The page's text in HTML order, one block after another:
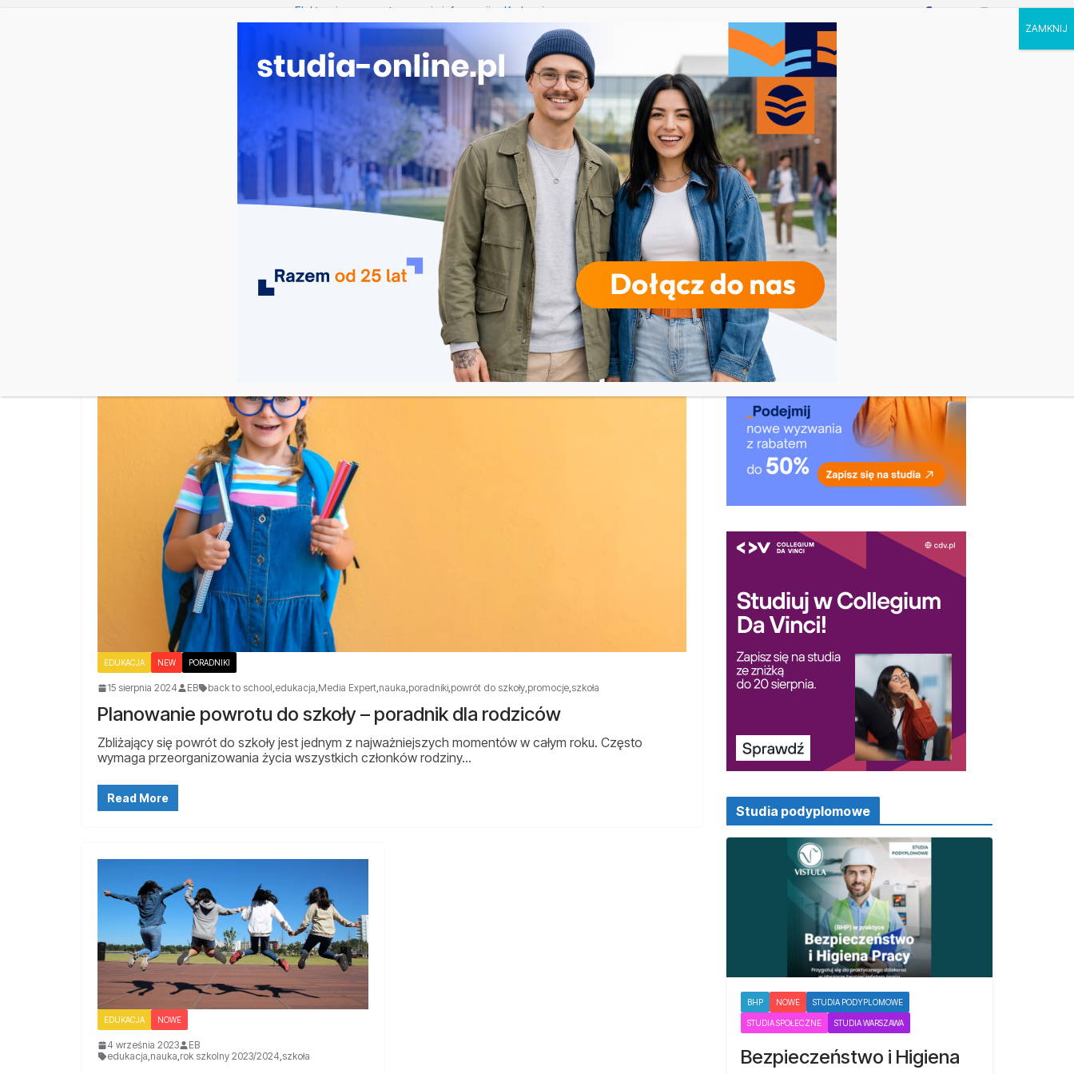
Prawo w Łomży
Pedagogika przedszkolna i wczesnoszkolna w Skierniewicach
Kosmetologia w Opolu
Logistyka – studia inżynierskie na Uniwersytecie Szczecińskim
UCZELNIE KIERUNKI RODZAJE STUDIÓW REKRUTACJA DRZWI OTWARTE TOP STUDIA KALENDARZ
EDUKACJA NEW PORADNIKI
15 sierpnia 2024 EB back to school edukacja Media Expert nauka poradniki powrót do szkoły promocje szkoła
Planowanie powrotu do szkoły – poradnik dla rodziców
Zbliżający się powrót do szkoły jest jednym z najważniejszych momentów w całym roku. Często
wymaga przeorganizowania życia wszystkich członków rodziny…
Read More
EDUKACJA NOWE
4 września 2023
EB
edukacja,nauka,rok szkolny 2023/2024,szkoła
Studia podyplomowe
BHP NOWE STUDIA PODYPLOMOWE
STUDIA SPOŁECZNE STUDIA WARSZAWA
Bezpieczeństwo i Higiena